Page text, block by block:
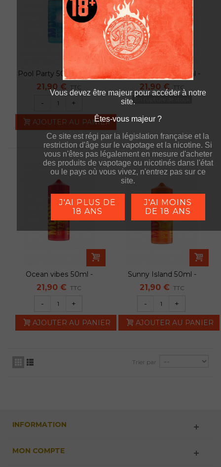
Pool Party 50ml - Moon
Fizz
21,90 € TTC
- +
AJOUTER AU PANIER
Midnight Swim 50ml -
Moon Fizz
21,90 €
TTC
En rupture de stock
Ocean vibes 50ml -
Moon Fizz
21,90 € TTC
- +
AJOUTER AU PANIER
Sunny Island 50ml -
Moon Fizz
21,90 € TTC
- +
AJOUTER AU PANIER
Trier par
INFORMATION
MON COMPTE
Êtes-vous majeur ?
Ce site est régi par la législation française et la
restriction d'âge sur le vapotage et la nicotine. Si
vous n'êtes pas légalement en mesure d'acheter
des produits de vapotage ou nicotinés dans l'état
ou le pays où vous vivez, n'entrez pas sur ce
site.
Vous devez être majeur pour accéder à notre
site.
Êtes-vous majeur ?
Ce site est régi par la législation française et la
restriction d'âge sur le vapotage et la nicotine. Si
vous n'êtes pas légalement en mesure d'acheter
des produits de vapotage ou nicotinés dans l'état
ou le pays où vous vivez, n'entrez pas sur ce
site.
J'AI PLUS DE
18 ANS
J'AI MOINS
DE 18 ANS